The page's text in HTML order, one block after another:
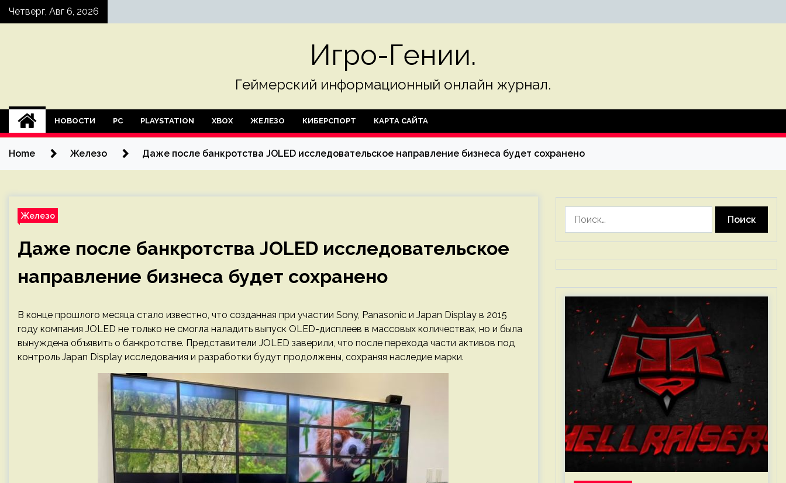
SkipЧетверг, Авг 6, 2026
Игро-Гении.
Геймерский информационный онлайн журнал.
НОВОСТИ PC PLAYSTATION XBOX ЖЕЛЕЗО КИБЕРСПОРТ КАРТА САЙТА
Home Железо Даже после банкротства JOLED исследовательское направление бизнеса будет сохранено
Железо
Даже после банкротства JOLED исследовательское
направление бизнеса будет сохранено
В конце прошлого месяца стало известно, что созданная при участии Sony, Panasonic и Japan Display в 2015
году компания JOLED не только не смогла наладить выпуск OLED-дисплеев в массовых количествах, но и была
вынуждена объявить о банкротстве. Представители JOLED заверили, что после перехода части активов под
контроль Japan Display исследования и разработки будут продолжены, сохраняя наследие марки.